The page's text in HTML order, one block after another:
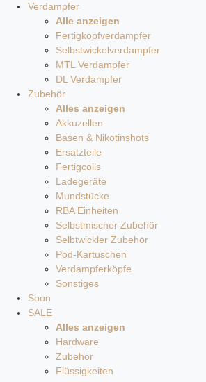
Verdampfer
Alle anzeigen
Fertigkopfverdampfer
Selbstwickelverdampfer
MTL Verdampfer
DL Verdampfer
Zubehör
Alles anzeigen
Akkuzellen
Basen & Nikotinshots
Ersatzteile
Fertigcoils
Ladegeräte
Mundstücke
RBA Einheiten
Selbstmischer Zubehör
Selbtwickler Zubehör
Pod-Kartuschen
Verdampferköpfe
Sonstiges
Soon
SALE
Alles anzeigen
Hardware
Zubehör
Flüssigkeiten